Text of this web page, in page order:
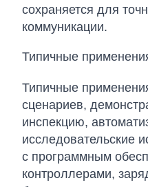
сохраняется для
коммуникации.
Типичные
Типичные
сценариев,
инспекцию,
исследовательские
с программным
контроллерами,